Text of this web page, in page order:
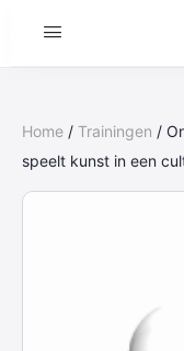
Home / Trainingen /
speelt kunst in een